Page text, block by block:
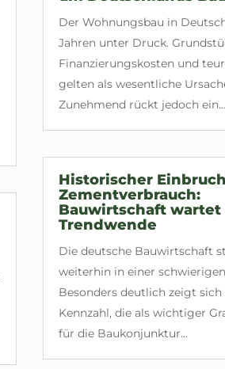
Der Wohnungsbau in
Jahren unter Druck.
Finanzierungskosten und
gelten als wesentliche
Zunehmend rückt jedoch ein...
Historischer
Zementverbrauch:
Bauwirtschaft wartet
Trendwende
Die deutsche Bauwirtschaft
weiterhin in einer schwierigen
Besonders deutlich zeigt sich
Kennzahl, die als wichtiger
für die Baukonjunktur...